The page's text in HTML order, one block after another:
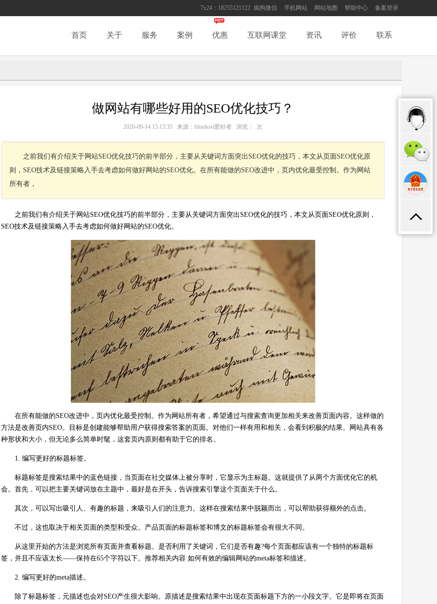
7x24：18255121122 疯狗微信 手机网站 网站地图 帮助中心 备案登录
首页 关于 服务 案例 优惠 互联网课堂 资讯 评价 联系
做网站有哪些好用的SEO优化技巧？
2020-09-14 15:13:35 来源：bluehost爱好者 浏览： 次
之前我们有介绍关于网站SEO优化技巧的前半部分，主要从关键词方面突出SEO优化的技巧，本文从页面SEO优化原
则，SEO技术及链接策略入手去考虑如何做好网站的SEO优化。在所有能做的SEO改进中，页内优化最受控制。作为网站
所有者，
之前我们有介绍关于网站SEO优化技巧的前半部分，主要从关键词方面突出SEO优化的技巧，本文从页面SEO优化原则，
SEO技术及链接策略入手去考虑如何做好网站的SEO优化。
在所有能做的SEO改进中，页内优化最受控制。作为网站所有者，希望通过与搜索查询更加相关来改善页面内容。这样做的
方法是改善页内SEO。目标是创建能够帮助用户获得搜索答案的页面。对他们一样有用和相关，会看到积极的结果。网站具有各
种形状和大小，但无论多么简单时髦，这套页内原则都有助于它的排名。
1. 编写更好的标题标签。
标题标签是搜索结果中的蓝色链接，当页面在社交媒体上被分享时，它显示为主标题。这就提供了从两个方面优化它的机
会。首先，可以把主要关键词放在主题中，最好是在开头，告诉搜索引擎这个页面关于什么。
其次，可以写出吸引人、有趣的标题，来吸引人们的注意力。这样在搜索结果中脱颖而出，可以帮助获得额外的点击。
不过，这也取决于相关页面的类型和受众。产品页面的标题标签和博文的标题标签会有很大不同。
从这里开始的方法是浏览所有页面并查看标题。是否利用了关键词，它们是否有趣?每个页面都应该有一个独特的标题标
签，并且不应该太长——保持在65个字符以下。推荐相关内容 如何有效的编辑网站的meta标签和描述。
2. 编写更好的meta描述。
除了标题标签，元描述也会对SEO产生很大影响。原描述是搜索结果中出现在页面标题下方的一小段文字。它是即将在页面